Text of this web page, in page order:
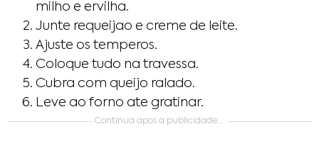
milho e ervilha.
Junte requeijao e creme de leite.
Ajuste os temperos.
Coloque tudo na travessa.
Cubra com queijo ralado.
Leve ao forno ate gratinar.
Continua apos a publicidade….